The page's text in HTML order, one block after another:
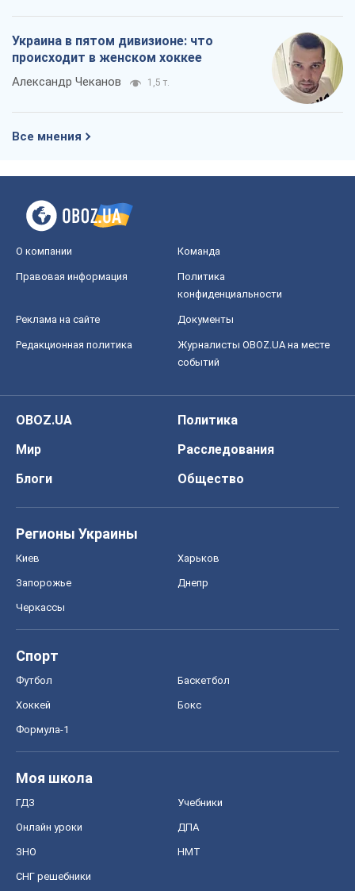
Украина в пятом дивизионе: что
происходит в женском хоккее
Александр Чеканов 1,5 т.
Все мнения
О компании Команда
Правовая информация
Политика
конфиденциальности
Реклама на сайте Документы
Редакционная политика
Журналисты OBOZ.UA на месте
событий
OBOZ.UA
Политика
Мир
Расследования
Блоги
Общество
Регионы Украины
Киев Харьков
Запорожье Днепр
Черкассы
Спорт
Футбол Баскетбол
Хоккей Бокс
Формула-1
Моя школа
ГДЗ Учебники
Онлайн уроки ДПА
ЗНО НМТ
СНГ решебники